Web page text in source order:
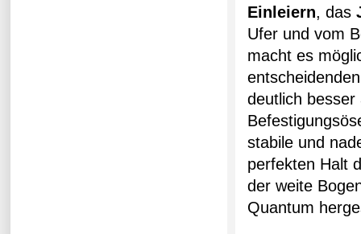
Einleiern, das
Ufer und vom
macht es
deutlich
stabile und
perfekten Halt
der weite
Quantum